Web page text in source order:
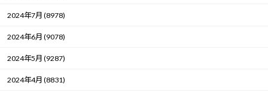
2024年7月 (8978)
2024年6月 (9078)
2024年5月 (9287)
2024年4月 (8831)